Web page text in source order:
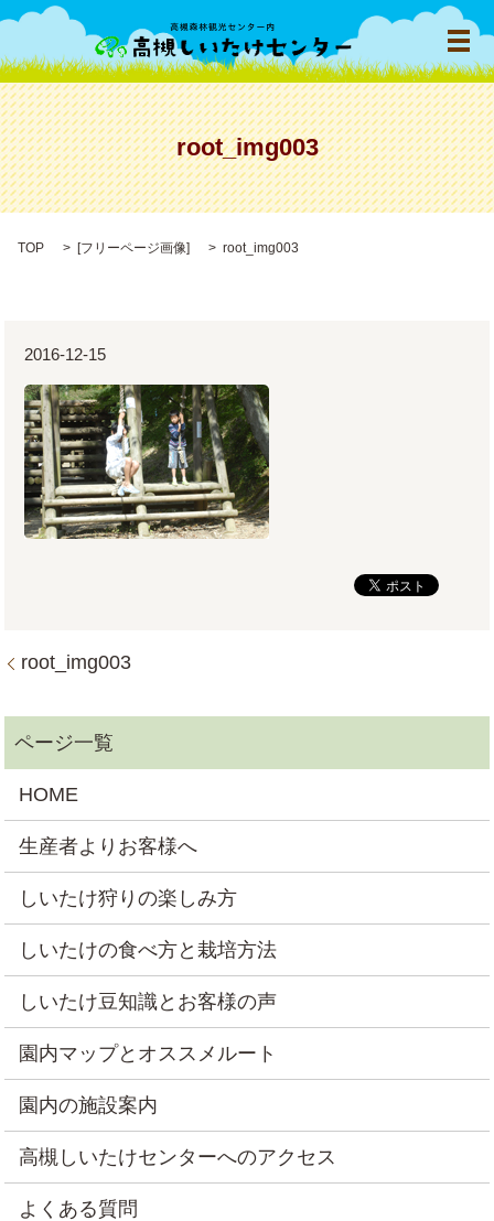
メ
root_img003
TOP [フリーページ画像] root_img003
2016-12-15
root_img003
HOME
生産者よりお客様へ
しいたけ狩りの楽しみ方
しいたけの食べ方と栽培方法
しいたけ豆知識とお客様の声
園内マップとオススメルート
園内の施設案内
高槻しいたけセンターへのアクセス
よくある質問